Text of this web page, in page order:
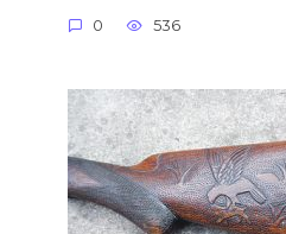
0 536